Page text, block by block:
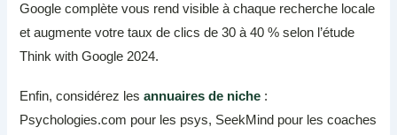
Google complète vous rend visible à chaque recherche locale
et augmente votre taux de clics de 30 à 40 % selon l’étude
Think with Google 2024.
Enfin, considérez lesannuaires de niche :
Psychologies.com pour les psys, SeekMind pour les coaches